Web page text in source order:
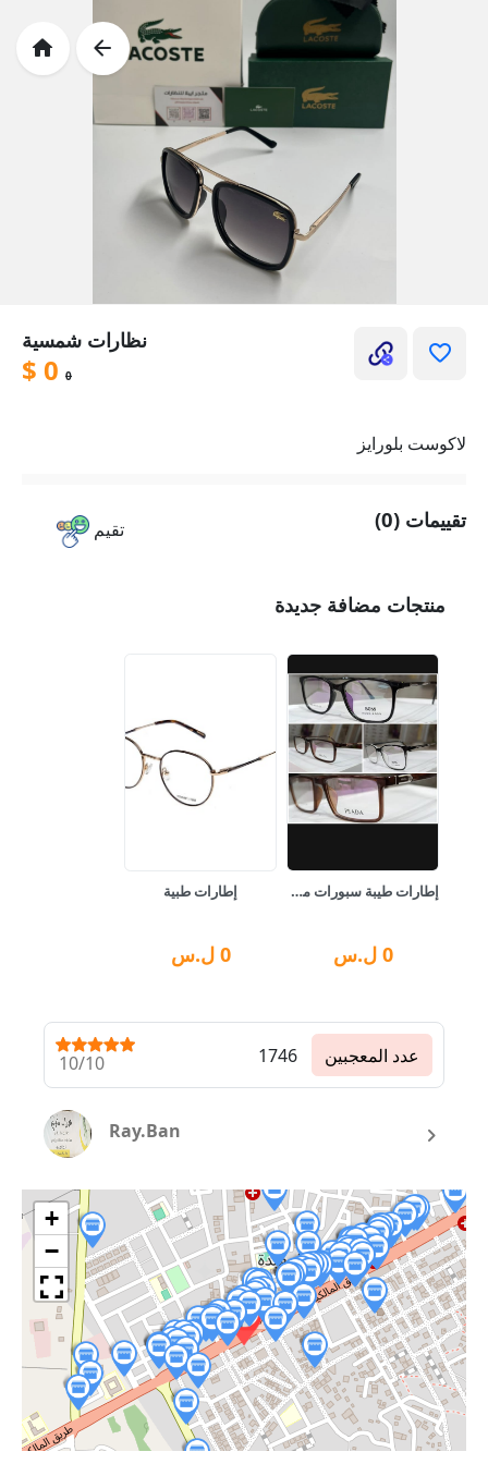
نظارات شمسية
$ 0 0
لاكوست بلورايز
تقيم تقييمات (0)
منتجات مضافة جديدة
إطارات طيبة سبورات مشكل
0 ل.س
إطارات طبية
0 ل.س
10/10 1746 عدد المعجبين
Ray.Ban
+
−